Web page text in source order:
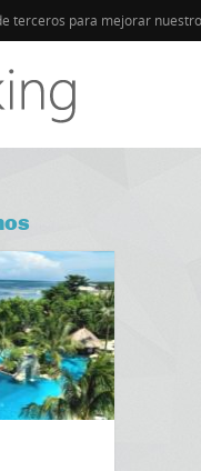
terceros para mejorar